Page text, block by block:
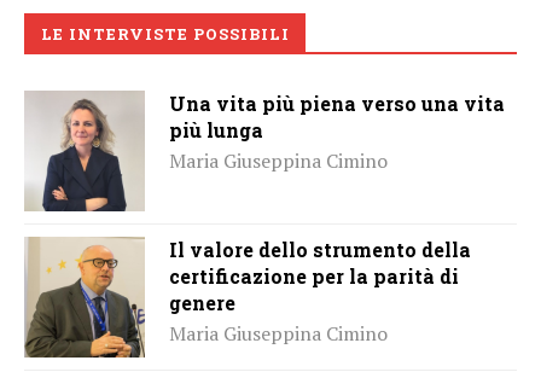
LE INTERVISTE POSSIBILI
Una vita più piena verso una vita
più lunga
Maria Giuseppina Cimino
Il valore dello strumento della
certificazione per la parità di
genere
Maria Giuseppina Cimino